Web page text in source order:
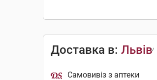
Доставка в: Львів
Самовивіз з аптеки